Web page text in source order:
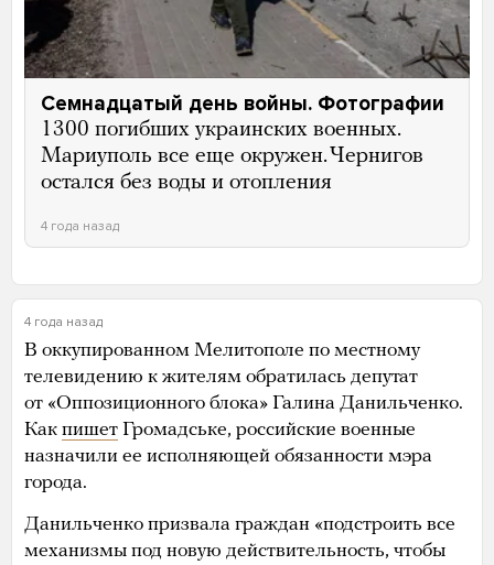
Семнадцатый день войны. Фотографии
1300 погибших украинских военных.
Мариуполь все еще окружен. Чернигов
остался без воды и отопления
4 года назад
4 года назад
В оккупированном Мелитополе по местному
телевидению к жителям обратилась депутат
от «Оппозиционного блока» Галина Данильченко.
Как пишет Громадське, российские военные
назначили ее исполняющей обязанности мэра
города.
Данильченко призвала граждан «подстроить все
механизмы под новую действительность, чтобы